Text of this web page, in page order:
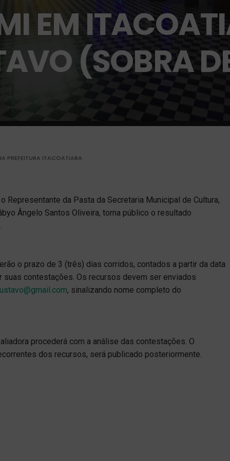
EM
(SOBRA
PREFEITURA ITACOATIARA
da Pasta da Secretaria Municipal de Cultura,
Ângelo Santos Oliveira, torna público o resultado
o prazo de 3 (três) dias corridos, contados a partir da data
suas contestações. Os recursos devem ser enviados
, sinalizando nome completo do
procederá com a análise das contestações. O
dos recursos, será publicado posteriormente.